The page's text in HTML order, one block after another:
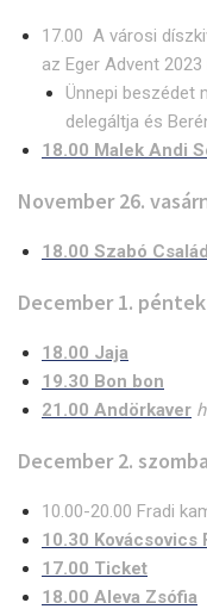
17.00 A városi
az Eger Advent
Ünnepi beszédet
delegáltja és
18.00 Malek Andi
November 26.
18.00 Szabó Család
December 1. péntek
18.00 Jaja
19.30 Bon bon
21.00 Andörkaver
December 2.
10.00-20.00 Fradi
10.30
17.00 Ticket
18.00 Aleva Zsófia